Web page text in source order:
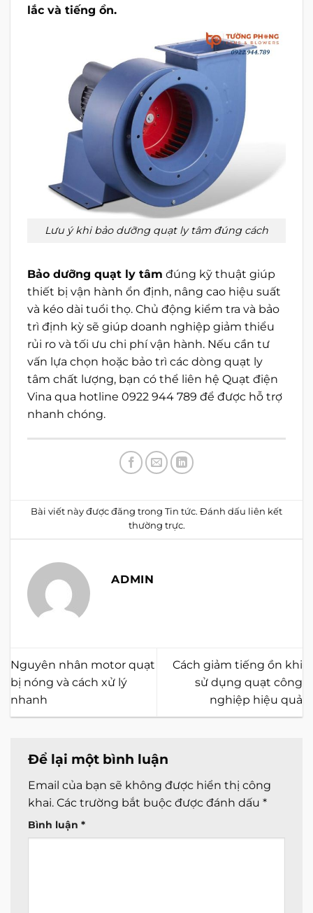
lắc và tiếng ồn.
Lưu ý khi bảo dưỡng quạt ly tâm đúng cách
Bảo dưỡng quạt ly tâm đúng kỹ thuật giúp
thiết bị vận hành ổn định, nâng cao hiệu suất
và kéo dài tuổi thọ. Chủ động kiểm tra và bảo
trì định kỳ sẽ giúp doanh nghiệp giảm thiểu
rủi ro và tối ưu chi phí vận hành. Nếu cần tư
vấn lựa chọn hoặc bảo trì các dòng quạt ly
tâm chất lượng, bạn có thể liên hệ Quạt điện
Vina qua hotline 0922 944 789 để được hỗ trợ
nhanh chóng.
Bài viết này được đăng trong Tin tức. Đánh dấu liên kết
thường trực.
ADMIN
Nguyên nhân motor quạt
bị nóng và cách xử lý
nhanh
Cách giảm tiếng ồn khi
sử dụng quạt công
nghiệp hiệu quả
Để lại một bình luận
Email của bạn sẽ không được hiển thị công
khai. Các trường bắt buộc được đánh dấu *
Bình luận *